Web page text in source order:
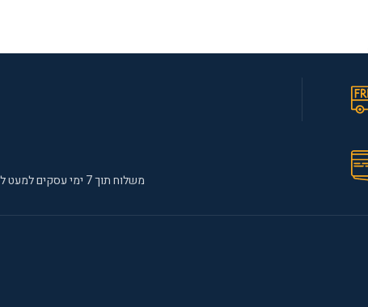
משלוח תוך 7 ימי עסקים למעט לאזורים מרוחקים ומחוץ לקו הירוק